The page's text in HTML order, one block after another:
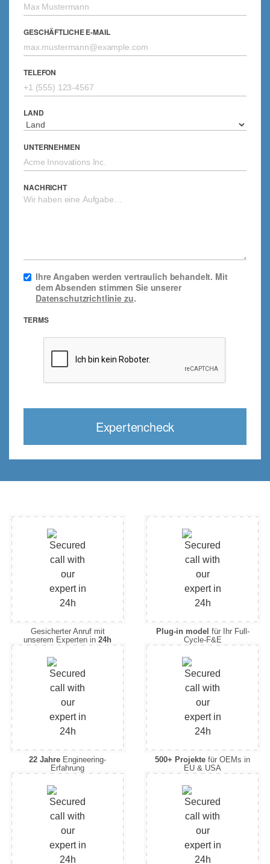
GESCHÄFTLICHE E-MAIL
TELEFON
LAND
UNTERNEHMEN
NACHRICHT
Ihre Angaben werden vertraulich behandelt. Mit
dem Absenden stimmen Sie unserer
Datenschutzrichtlinie zu.
TERMS
Expertencheck
Gesicherter Anruf mit
unserem Experten in 24h
Plug-in model für Ihr Full-
Cycle-F&E
22 Jahre Engineering-
Erfahrung
500+ Projekte für OEMs in
EU & USA